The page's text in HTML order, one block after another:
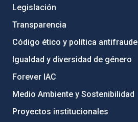
Legislación
Transparencia
Código ético y política antifraude
Igualdad y diversidad de género
Forever IAC
Medio Ambiente y Sostenibilidad
Proyectos institucionales